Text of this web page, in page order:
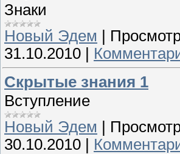
Знаки
Новый Эдем |
31.10.2010 |
Скрытые знания 1
Вступление
Новый Эдем
30.10.2010